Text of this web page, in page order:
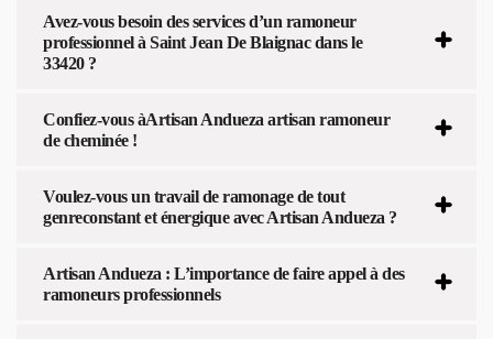
Avez-vous besoin des services d’un ramoneur
professionnel à Saint Jean De Blaignac dans le
33420 ?
Confiez-vous àArtisan Andueza artisan ramoneur
de cheminée !
Voulez-vous un travail de ramonage de tout
genreconstant et énergique avec Artisan Andueza ?
Artisan Andueza : L’importance de faire appel à des
ramoneurs professionnels